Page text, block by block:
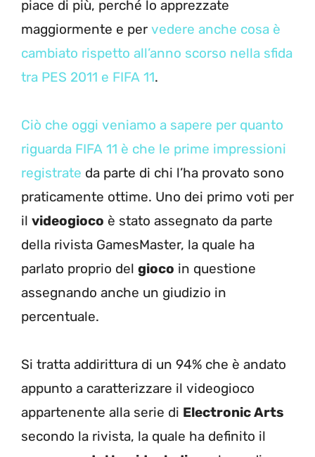
piace di più, perché lo apprezzate
maggiormente e per vedere anche cosa è
cambiato rispetto all’anno scorso nella sfida
tra PES 2011 e FIFA 11.
Ciò che oggi veniamo a sapere per quanto
riguarda FIFA 11 è che le prime impressioni
registrate da parte di chi l’ha provato sono
praticamente ottime. Uno dei primo voti per
il videogioco è stato assegnato da parte
della rivista GamesMaster, la quale ha
parlato proprio del gioco in questione
assegnando anche un giudizio in
percentuale.
Si tratta addirittura di un 94% che è andato
appunto a caratterizzare il videogioco
appartenente alla serie di Electronic Arts
secondo la rivista, la quale ha definito il